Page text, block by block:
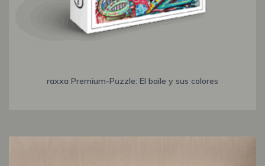
raxxa Premium-Puzzle: El baile y sus colores